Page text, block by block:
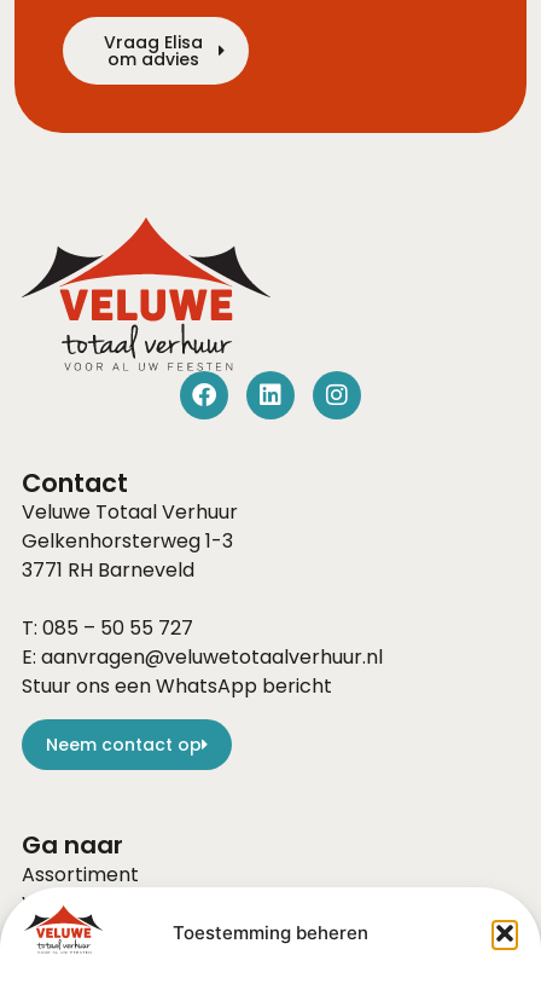
Toestemming beheren
Vraag Elisa
om advies
Contact
Veluwe Totaal Verhuur
Gelkenhorsterweg 1-3
3771 RH Barneveld
T: 085 – 50 55 727
E: aanvragen@veluwetotaalverhuur.nl
Stuur ons een WhatsApp bericht
Neem contact op
Ga naar
Assortiment
Voor bedrijven
Over ons
Vacatures